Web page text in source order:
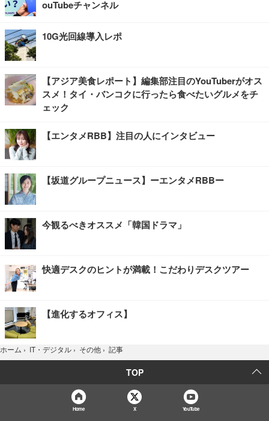
ouTubeチャンネル
10G光回線導入レポ
【アジア美食レポート】編集部注目のYouTuberがオス
スメ！タイ・バンコクに行ったら食べたいグルメをチ
ェック
【エンタメRBB】注目の人にインタビュー
【坂道グループニュース】ーエンタメRBBー
今観るべきオススメ「韓国ドラマ」
快適デスクのヒントが満載！こだわりデスクツアー
【進化するオフィス】
ホーム › IT・デジタル › その他 › 記事
TOP
Home X YouTube